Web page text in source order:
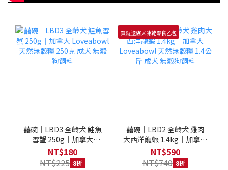
囍碗｜LBD3 全齡犬 鮭魚
雪蟹 250g｜加拿大
Loveabowl 天然無穀糧
250克 成犬 無穀狗飼料
NT$180
NT$225 8折
買就送貓犬凍乾零食乙包
囍碗｜LBD2 全齡犬 雞肉
大西洋龍蝦 1.4kg｜加拿大
Loveabowl 天然無穀糧
1.4公斤 成犬 無穀狗飼料
NT$590
NT$740 8折